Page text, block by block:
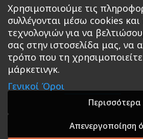
Κεντρική Βιβλία
Roleplaying Games Ψυχαγωγία
Σε Προσφορά
A theme by GradientThemes -
Χρησιμοποιούμε τις
συλλέγονται μέσω cookies
τεχνολογιών για να
σας στην ιστοσελίδα μας, να
τρόπο που τη
μάρκετινγκ.
Γενικοί Όροι
Περισσότερα
Απενεργοποίηση